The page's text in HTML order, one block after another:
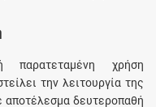
χρήση
την λειτουργία της
δευτεροπαθή